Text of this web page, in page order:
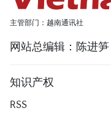
主管部门：越南通讯社
网站总编辑：陈进笋
知识产权
RSS